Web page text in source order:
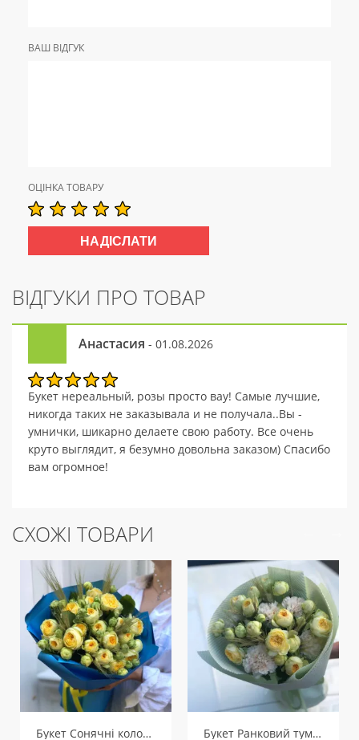
ВАШ ВІДГУК
ОЦІНКА ТОВАРУ
ВІДГУКИ ПРО ТОВАР
Анастасия - 01.08.2026
Букет нереальный, розы просто вау! Самые лучшие,
никогда таких не заказывала и не получала..Вы -
умнички, шикарно делаете свою работу. Все очень
круто выглядит, я безумно довольна заказом) Спасибо
вам огромное!
СХОЖІ ТОВАРИ
Букет Сонячні колоски Букет Ранковий туман